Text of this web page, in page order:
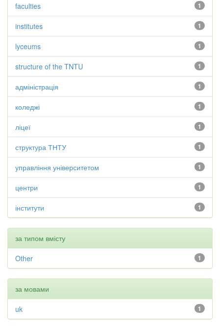
1
faculties
1
institutes
1
lyceums
1
structure of the TNTU
1
адміністрація
1
коледжі
1
ліцеї
1
структура ТНТУ
1
управління університетом
1
центри
1
інститути
за типом вмісту
1
Other
за мовами
1
uk